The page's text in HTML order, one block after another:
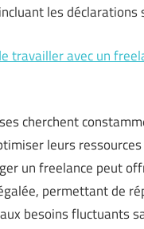
les déclarations
travailler avec un
cherchent
leurs
un freelance peut
permettant de
besoins fluctuants